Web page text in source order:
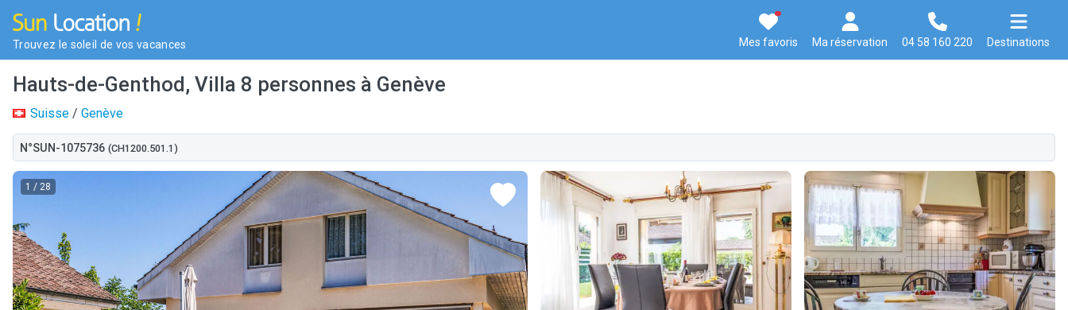
Trouvez le soleil de vos vacances Mes favoris Ma réservation 04 58 160 220 Destinations
Hauts-de-Genthod, Villa 8 personnes à Genève
Suisse / Genève
N°SUN-1075736 (CH1200.501.1)
1 / 28